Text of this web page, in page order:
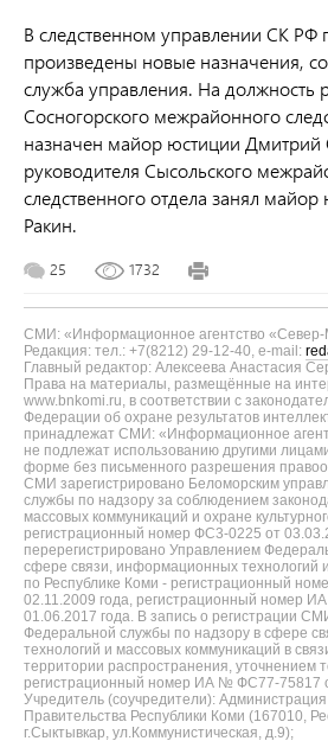
В следственном управлении СК РФ
произведены новые назначения,
служба управления. На должность
Сосногорского межрайонного
назначен майор юстиции
руководителя Сысольского
следственного отдела занял
Ракин.
25 1732
СМИ: «Информационное агентство
Редакция: тел.: +7(8212) 29-12-40, e-mail:
Главный редактор: Алексеева Анастасия
Права на материалы, размещённые на
www.bnkomi.ru, в соответствии с
Федерации об охране результатов
принадлежат СМИ: «Информационное
не подлежат использованию другими
форме без письменного разрешения
СМИ зарегистрировано Беломорским
службы по надзору за соблюдением
массовых коммуникаций и охране
регистрационный номер ФС3-0225 от
перерегистрировано Управлением
сфере связи, информационных технологий
по Республике Коми - регистрационный
02.11.2009 года, регистрационный номер
01.06.2017 года. В запись о регистрации
Федеральной службы по надзору в сфере
технологий и массовых коммуникаций в
территории распространения, уточнением
регистрационный номер ИА № ФС77-75817
Учредитель (соучредители):
Правительства Республики Коми (167010,
г.Сыктывкар, ул.Коммунистическая, д.9);